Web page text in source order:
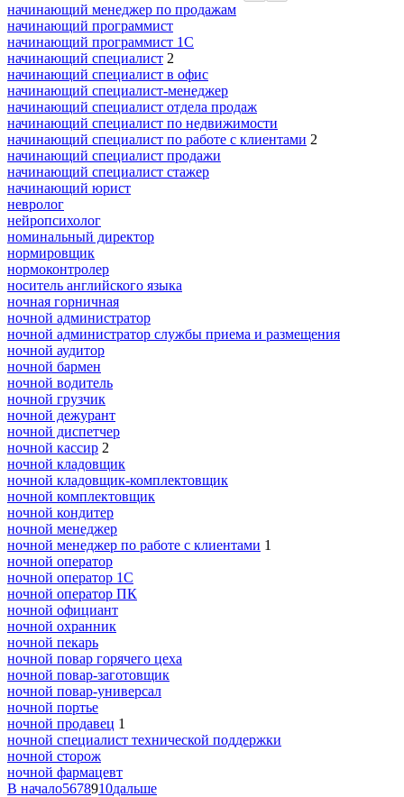
начинающий менеджер по продажам
начинающий программист
начинающий программист 1С
начинающий специалист 2
начинающий специалист в офис
начинающий специалист-менеджер
начинающий специалист отдела продаж
начинающий специалист по недвижимости
начинающий специалист по работе с клиентами 2
начинающий специалист продажи
начинающий специалист стажер
начинающий юрист
невролог
нейропсихолог
номинальный директор
нормировщик
нормоконтролер
носитель английского языка
ночная горничная
ночной администратор
ночной администратор службы приема и размещения
ночной аудитор
ночной бармен
ночной водитель
ночной грузчик
ночной дежурант
ночной диспетчер
ночной кассир 2
ночной кладовщик
ночной кладовщик-комплектовщик
ночной комплектовщик
ночной кондитер
ночной менеджер
ночной менеджер по работе с клиентами 1
ночной оператор
ночной оператор 1С
ночной оператор ПК
ночной официант
ночной охранник
ночной пекарь
ночной повар горячего цеха
ночной повар-заготовщик
ночной повар-универсал
ночной портье
ночной продавец 1
ночной специалист технической поддержки
ночной сторож
ночной фармацевт
В начало5678910дальше